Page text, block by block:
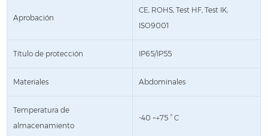
Aprobación
CE, ROHS, Test HF, Test IK,
ISO9001
Título de protección IP65/IP55
Materiales Abdominales
Temperatura de
almacenamiento
-40 ~+75 ° C